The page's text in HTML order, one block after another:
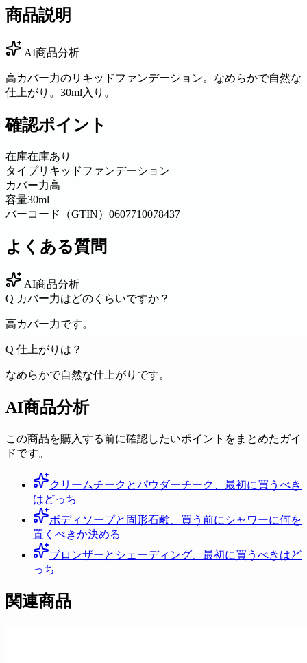
商品説明
AI商品分析
高カバー力のリキッドファンデーション。なめらかで自然な
仕上がり。30ml入り。
確認ポイント
在庫在庫あり
タイプリキッドファンデーション
カバー力高
容量30ml
バーコード（GTIN） 0607710078437
よくある質問
AI商品分析
Q カバー力はどのくらいですか？
高カバー力です。
Q 仕上がりは？
なめらかで自然な仕上がりです。
AI商品分析
この商品を購入する前に確認したいポイントをまとめたガイ
ドです。
クリームチークとパウダーチーク、最初に買うべき
はどっち
ボディソープと固形石鹸、買う前にシャワーに何を
置くべきか決める
ブロンザーとシェーディング、最初に買うべきはど
っち
関連商品